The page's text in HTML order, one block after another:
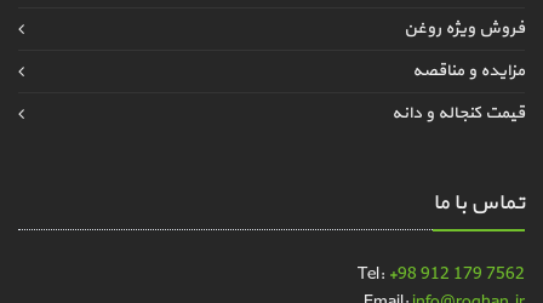
فروش ویژه روغن
مزایده و مناقصه
قیمت کنجاله و دانه
تماس با ما
Tel: +98 912 179 7562